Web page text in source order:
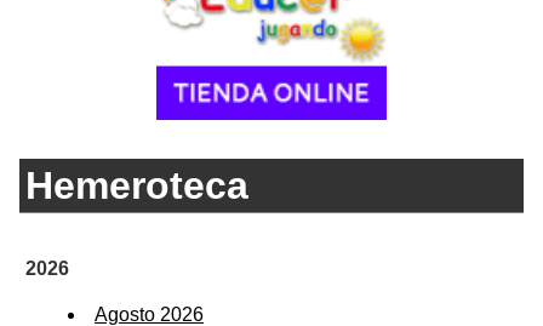
Hemeroteca
2026
Agosto 2026